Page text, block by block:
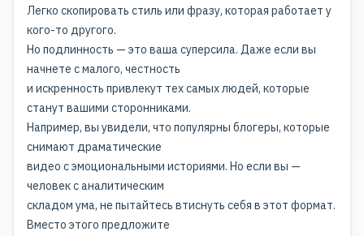
Легко скопировать стиль или фразу, которая работает у
кого-то другого.
Но подлинность — это ваша суперсила. Даже если вы
начнете с малого, честность
и искренность привлекут тех самых людей, которые
станут вашими сторонниками.
Например, вы увидели, что популярны блогеры, которые
снимают драматические
видео с эмоциональными историями. Но если вы —
человек с аналитическим
складом ума, не пытайтесь втиснуть себя в этот формат.
Вместо этого предложите